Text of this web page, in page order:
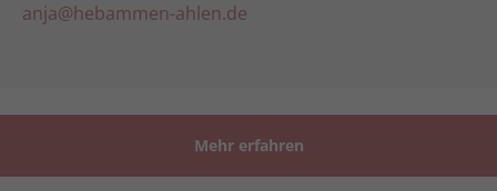
anja@hebammen-ahlen.de
Mehr erfahren